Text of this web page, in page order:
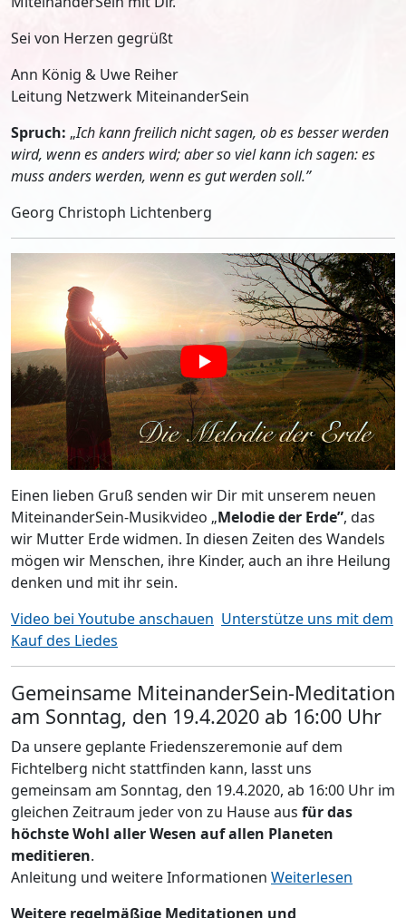
Sei von Herzen gegrüßt
Ann König & Uwe Reiher
Leitung Netzwerk MiteinanderSein
Spruch: „Ich kann freilich nicht sagen, ob es besser werden
wird, wenn es anders wird; aber so viel kann ich sagen: es
muss anders werden, wenn es gut werden soll.”
Georg Christoph Lichtenberg
Einen lieben Gruß senden wir Dir mit unserem neuen
MiteinanderSein-Musikvideo „Melodie der Erde”, das
wir Mutter Erde widmen. In diesen Zeiten des Wandels
mögen wir Menschen, ihre Kinder, auch an ihre Heilung
denken und mit ihr sein.
Video bei Youtube anschauen Unterstütze uns mit dem
Kauf des Liedes
Gemeinsame MiteinanderSein-Meditation
am Sonntag, den 19.4.2020 ab 16:00 Uhr
Da unsere geplante Friedenszeremonie auf dem
Fichtelberg nicht stattfinden kann, lasst uns
gemeinsam am Sonntag, den 19.4.2020, ab 16:00 Uhr im
gleichen Zeitraum jeder von zu Hause aus für das
höchste Wohl aller Wesen auf allen Planeten
meditieren.
Anleitung und weitere Informationen Weiterlesen
Weitere regelmäßige Meditationen und